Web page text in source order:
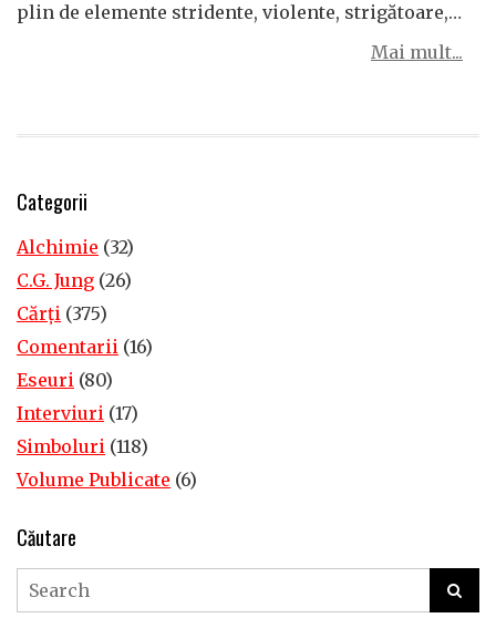
plin de elemente stridente, violente, strigătoare,…
Mai mult...
Categorii
Alchimie (32)
C.G. Jung (26)
Cărţi (375)
Comentarii (16)
Eseuri (80)
Interviuri (17)
Simboluri (118)
Volume Publicate (6)
Căutare